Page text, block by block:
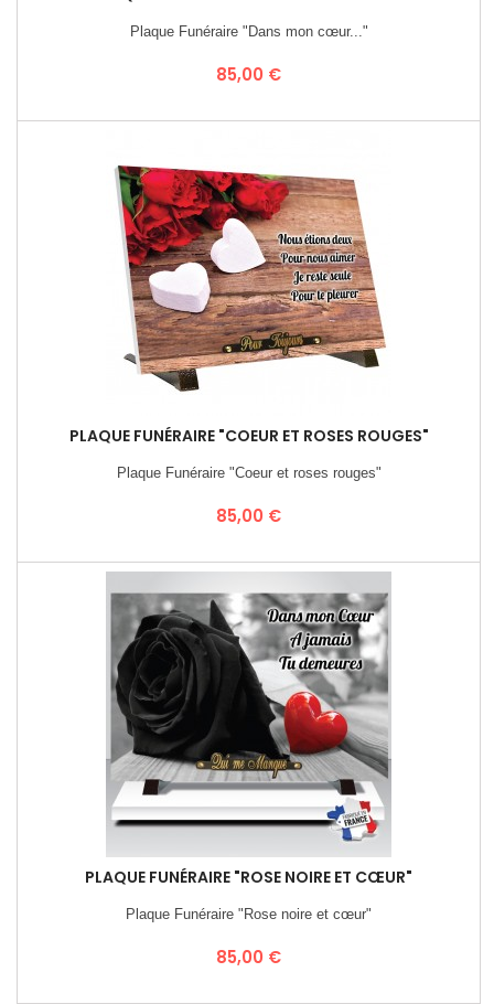
Plaque Funéraire "Dans mon cœur..."
Prix
85,00 €
PLAQUE FUNÉRAIRE "COEUR ET ROSES ROUGES"
Plaque Funéraire "Coeur et roses rouges"
Prix
85,00 €
PLAQUE FUNÉRAIRE "ROSE NOIRE ET CŒUR"
Plaque Funéraire "Rose noire et cœur"
Prix
85,00 €